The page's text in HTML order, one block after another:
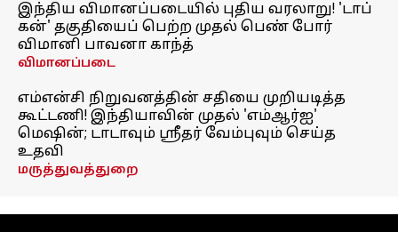
இந்திய விமானப்படையில் புதிய வரலாறு! 'டாப்
கன்' தகுதியைப் பெற்ற முதல் பெண் போர்
விமானி பாவனா காந்த்
விமானப்படை
எம்என்சி நிறுவனத்தின் சதியை முறியடித்த
கூட்டணி! இந்தியாவின் முதல் 'எம்ஆர்ஐ'
மெஷின்; டாடாவும் ஸ்ரீதர் வேம்புவும் செய்த
உதவி
மருத்துவத்துறை